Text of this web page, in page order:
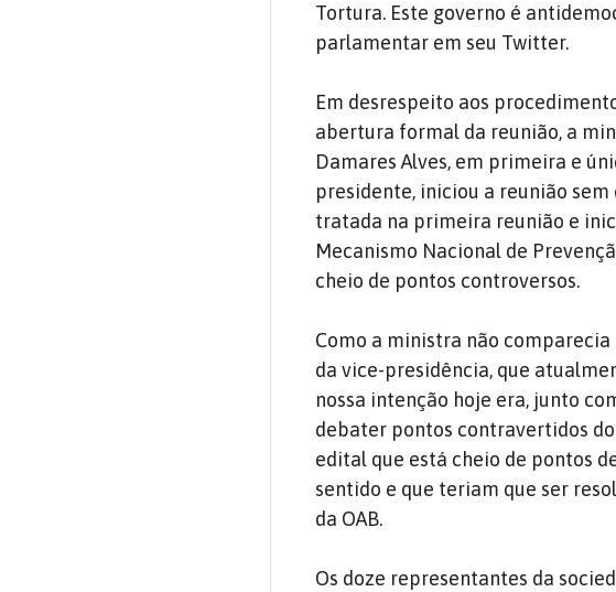
Tortura. Este governo é
parlamentar em seu Twitter.
Em desrespeito aos
abertura formal da reunião, a
Damares Alves, em primeira e
presidente, iniciou a reunião
tratada na primeira reunião e
Mecanismo Nacional de
cheio de pontos controversos.
Como a ministra não
da vice-presidência, que
nossa intenção hoje era, junto
debater pontos contravertidos
edital que está cheio de pontos
sentido e que teriam que ser
da OAB.
Os doze representantes da